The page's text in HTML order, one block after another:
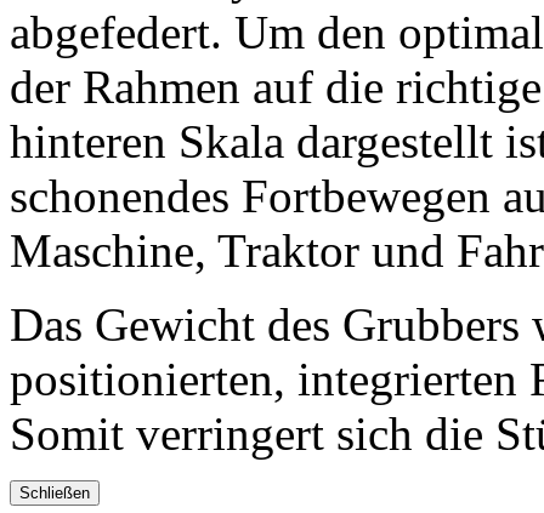
abgefedert. Um den
der Rahmen auf die
hinteren Skala dargestellt
schonendes Fortbewegen
Maschine, Traktor und
Das Gewicht des
positionierten, integrierten
Somit verringert sich die
Schließen